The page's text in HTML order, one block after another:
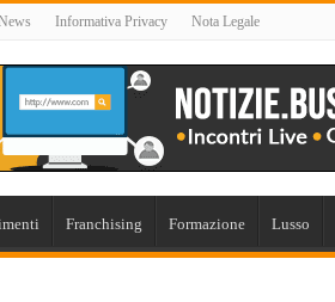
Informativa Privacy Nota Legale
Franchising Formazione Lusso